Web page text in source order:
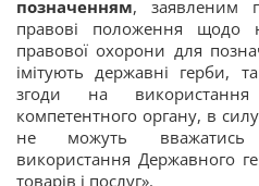
позначенням, заявленим
правові положення щодо
правової охорони для
імітують державні герби,
згоди на
компетентного органу, в
не можуть вважатись
використання Державного
товарів і послуг».